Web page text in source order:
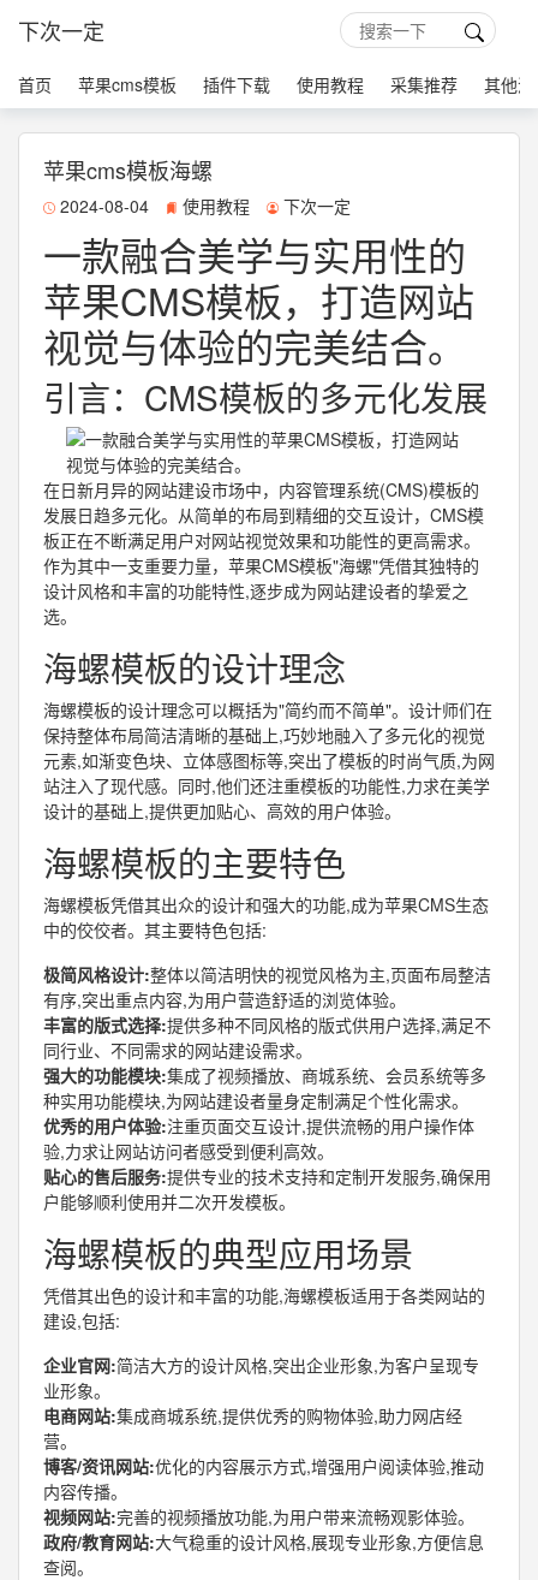
下次一定
首页 苹果cms模板 插件下载 使用教程 采集推荐 其他
苹果cms模板海螺
2024-08-04 使用教程 下次一定
一款融合美学与实用性的
苹果CMS模板，打造网站
视觉与体验的完美结合。
引言：CMS模板的多元化发展
在日新月异的网站建设市场中，内容管理系统(CMS)模板的
发展日趋多元化。从简单的布局到精细的交互设计，CMS模
板正在不断满足用户对网站视觉效果和功能性的更高需求。
作为其中一支重要力量，苹果CMS模板"海螺"凭借其独特的
设计风格和丰富的功能特性,逐步成为网站建设者的挚爱之
选。
海螺模板的设计理念
海螺模板的设计理念可以概括为"简约而不简单"。设计师们在
保持整体布局简洁清晰的基础上,巧妙地融入了多元化的视觉
元素,如渐变色块、立体感图标等,突出了模板的时尚气质,为网
站注入了现代感。同时,他们还注重模板的功能性,力求在美学
设计的基础上,提供更加贴心、高效的用户体验。
海螺模板的主要特色
海螺模板凭借其出众的设计和强大的功能,成为苹果CMS生态
中的佼佼者。其主要特色包括:
极简风格设计:整体以简洁明快的视觉风格为主,页面布局整洁
有序,突出重点内容,为用户营造舒适的浏览体验。
丰富的版式选择:提供多种不同风格的版式供用户选择,满足不
同行业、不同需求的网站建设需求。
强大的功能模块:集成了视频播放、商城系统、会员系统等多
种实用功能模块,为网站建设者量身定制满足个性化需求。
优秀的用户体验:注重页面交互设计,提供流畅的用户操作体
验,力求让网站访问者感受到便利高效。
贴心的售后服务:提供专业的技术支持和定制开发服务,确保用
户能够顺利使用并二次开发模板。
海螺模板的典型应用场景
凭借其出色的设计和丰富的功能,海螺模板适用于各类网站的
建设,包括:
企业官网:简洁大方的设计风格,突出企业形象,为客户呈现专
业形象。
电商网站:集成商城系统,提供优秀的购物体验,助力网店经
营。
博客/资讯网站:优化的内容展示方式,增强用户阅读体验,推动
内容传播。
视频网站:完善的视频播放功能,为用户带来流畅观影体验。
政府/教育网站:大气稳重的设计风格,展现专业形象,方便信息
查阅。